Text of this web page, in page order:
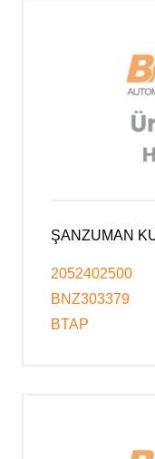
ŞANZUMAN
2052402500
BNZ303379
BTAP